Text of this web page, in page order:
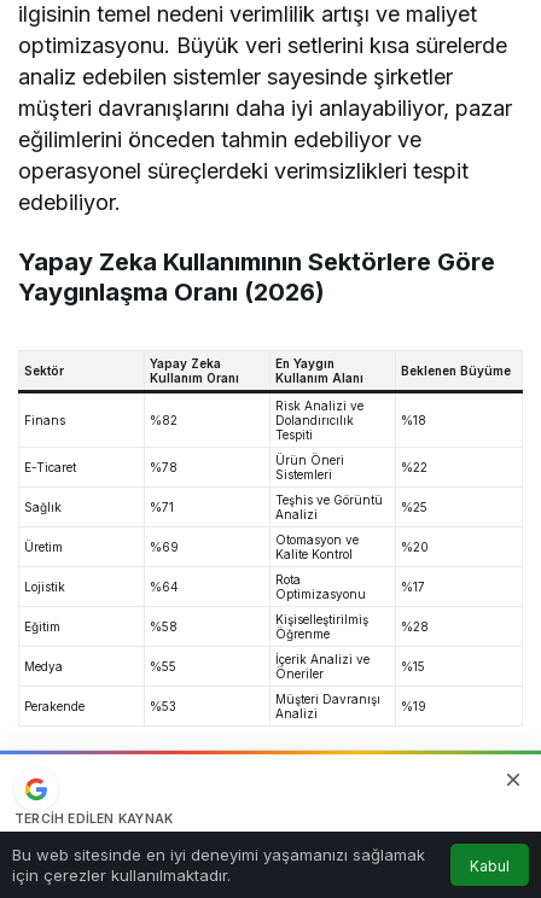
ilgisinin temel nedeni verimlilik artışı ve maliyet
optimizasyonu. Büyük veri setlerini kısa sürelerde
analiz edebilen sistemler sayesinde şirketler
müşteri davranışlarını daha iyi anlayabiliyor, pazar
eğilimlerini önceden tahmin edebiliyor ve
operasyonel süreçlerdeki verimsizlikleri tespit
edebiliyor.
Yapay Zeka Kullanımının Sektörlere Göre
Yaygınlaşma Oranı (2026)
Sektör
Yapay Zeka
Kullanım Oranı
En Yaygın
Kullanım Alanı
Beklenen Büyüme
Finans %82
Risk Analizi ve
Dolandırıcılık
Tespiti
%18
E-Ticaret %78
Ürün Öneri
Sistemleri
%22
Sağlık %71
Teşhis ve Görüntü
Analizi
%25
Üretim %69
Otomasyon ve
Kalite Kontrol
%20
Lojistik %64
Rota
Optimizasyonu
%17
Eğitim %58
Kişiselleştirilmiş
Öğrenme
%28
Medya %55
İçerik Analizi ve
Öneriler
%15
Perakende %53
Müşteri Davranışı
Analizi
%19
Öne Çıkan Veriler
En yüksek kullanım oranı finans sektöründe
görülüyor.
TERCIH EDILEN KAYNAK
Kaynağı Ekle
Bu web sitesinde en iyi deneyimi yaşamanızı sağlamak
için çerezler kullanılmaktadır.
Kabul
Anasayfa Akış Bildirimler
0